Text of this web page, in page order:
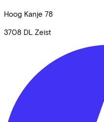
Hoog Kanje 78
3708 DL Zeist